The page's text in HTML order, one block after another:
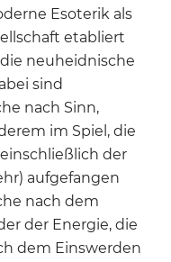
Esoterik als
etabliert
neuheidnische
sind
nach Sinn,
im Spiel, die
der
aufgefangen
nach dem
der Energie, die
dem Einswerden